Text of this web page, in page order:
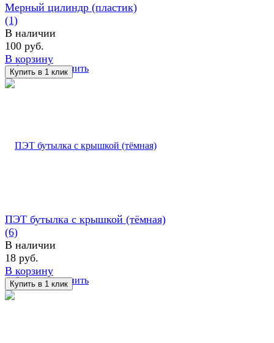
избранное сравнить
Мерный цилиндр (пластик)
(1)
В наличии
100 руб.
В корзину
избранное сравнить
ПЭТ бутылка с крышкой (тёмная)
(6)
В наличии
18 руб.
В корзину